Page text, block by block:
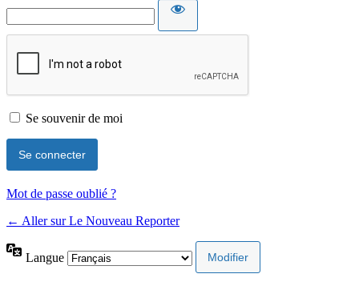
Se souvenir de moi
Mot de passe oublié ?
← Aller sur Le Nouveau Reporter
Langue